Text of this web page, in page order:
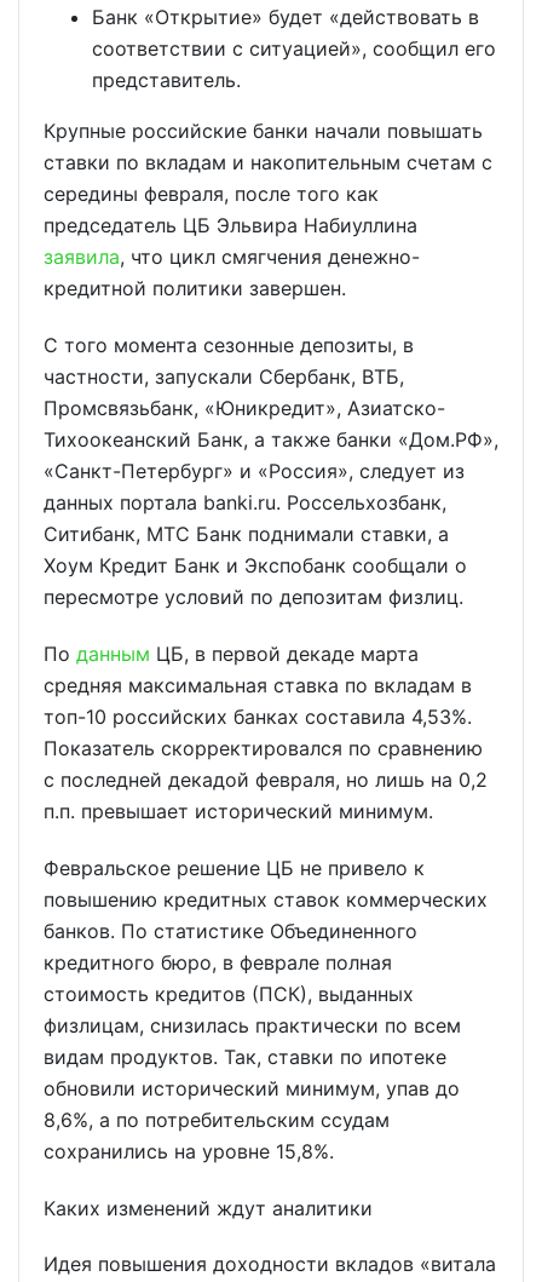
Банк «Открытие» будет «действовать в
соответствии с ситуацией», сообщил его
представитель.
Крупные российские банки начали повышать
ставки по вкладам и накопительным счетам с
середины февраля, после того как
председатель ЦБ Эльвира Набиуллина
заявила, что цикл смягчения денежно-
кредитной политики завершен.
С того момента сезонные депозиты, в
частности, запускали Сбербанк, ВТБ,
Промсвязьбанк, «Юникредит», Азиатско-
Тихоокеанский Банк, а также банки «Дом.РФ»,
«Санкт-Петербург» и «Россия», следует из
данных портала banki.ru. Россельхозбанк,
Ситибанк, МТС Банк поднимали ставки, а
Хоум Кредит Банк и Экспобанк сообщали о
пересмотре условий по депозитам физлиц.
По данным ЦБ, в первой декаде марта
средняя максимальная ставка по вкладам в
топ-10 российских банках составила 4,53%.
Показатель скорректировался по сравнению
с последней декадой февраля, но лишь на 0,2
п.п. превышает исторический минимум.
Февральское решение ЦБ не привело к
повышению кредитных ставок коммерческих
банков. По статистике Объединенного
кредитного бюро, в феврале полная
стоимость кредитов (ПСК), выданных
физлицам, снизилась практически по всем
видам продуктов. Так, ставки по ипотеке
обновили исторический минимум, упав до
8,6%, а по потребительским ссудам
сохранились на уровне 15,8%.
Каких изменений ждут аналитики
Идея повышения доходности вкладов «витала